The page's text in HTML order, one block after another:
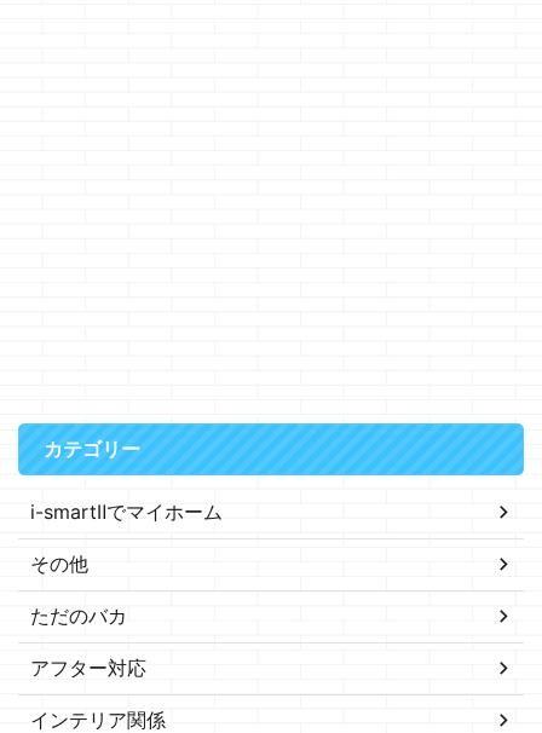
カテゴリー
i-smartⅡでマイホーム
その他
ただのバカ
アフター対応
インテリア関係